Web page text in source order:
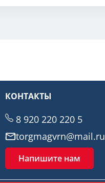
КОНТАКТЫ
8 920 220 220 5
torgmagvrn@mail.ru
Напишите нам